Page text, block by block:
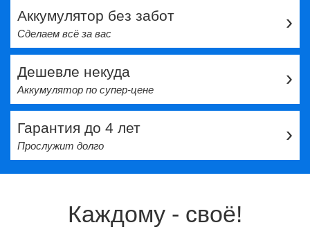
Аккумулятор без забот
Сделаем всё за вас
›
Дешевле некуда
Аккумулятор по супер-цене
›
Гарантия до 4 лет
Прослужит долго
›
Каждому - своё!